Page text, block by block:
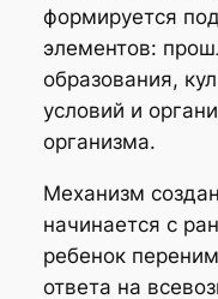
формируется
элементов:
образования,
условий и
организма.
Механизм
начинается с
ребенок
ответа на